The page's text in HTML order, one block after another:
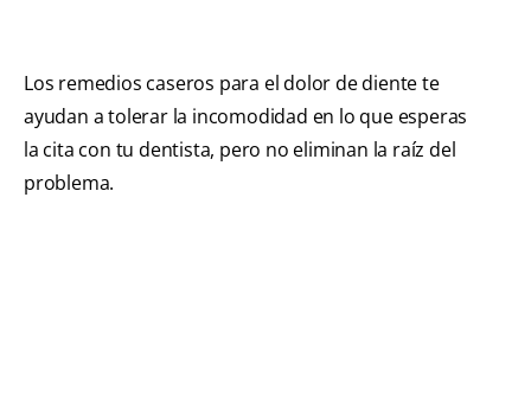
Los remedios caseros para el dolor de diente te
ayudan a tolerar la incomodidad en lo que esperas
la cita con tu dentista, pero no eliminan la raíz del
problema.